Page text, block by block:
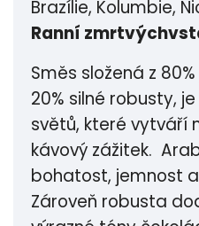
Brazílie, Kolumbie,
Ranní
Směs složená z
20% silné robusty,
světů, které vytváří
kávový zážitek.
bohatost, jemnost
Zároveň robusta